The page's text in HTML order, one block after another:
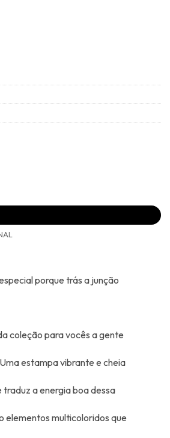
porque trás a junção
coleção para vocês a gente
estampa vibrante e cheia
a energia boa dessa
elementos multicoloridos que